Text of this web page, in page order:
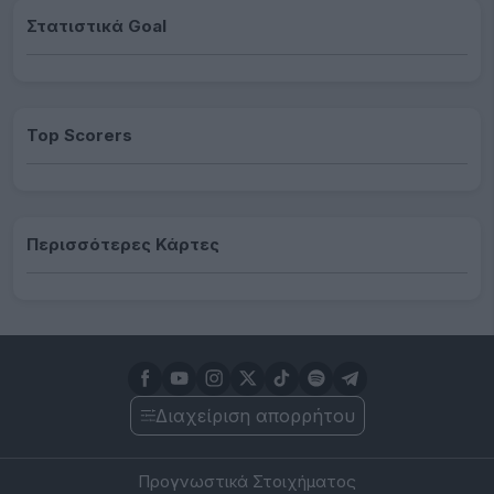
Στατιστικά Goal
Top Scorers
Περισσότερες Κάρτες
Διαχείριση απορρήτου
Προγνωστικά Στοιχήματος